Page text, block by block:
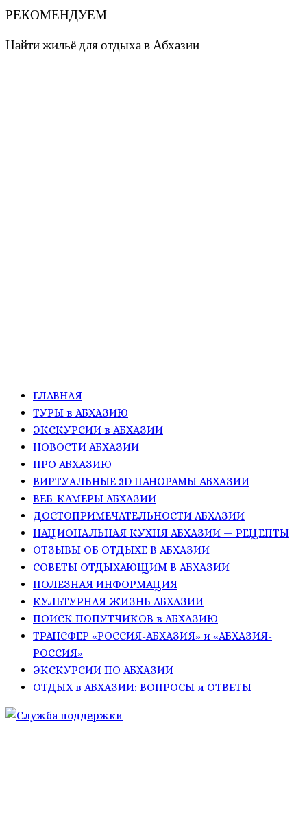
РЕКОМЕНДУЕМ
Найти жильё для отдыха в Абхазии
ГЛАВНАЯ
ТУРЫ в АБХАЗИЮ
ЭКСКУРСИИ в АБХАЗИИ
НОВОСТИ АБХАЗИИ
ПРО АБХАЗИЮ
ВИРТУАЛЬНЫЕ 3D ПАНОРАМЫ АБХАЗИИ
ВЕБ-КАМЕРЫ АБХАЗИИ
ДОСТОПРИМЕЧАТЕЛЬНОСТИ АБХАЗИИ
НАЦИОНАЛЬНАЯ КУХНЯ АБХАЗИИ — РЕЦЕПТЫ
ОТЗЫВЫ ОБ ОТДЫХЕ В АБХАЗИИ
СОВЕТЫ ОТДЫХАЮЩИМ В АБХАЗИИ
ПОЛЕЗНАЯ ИНФОРМАЦИЯ
КУЛЬТУРНАЯ ЖИЗНЬ АБХАЗИИ
ПОИСК ПОПУТЧИКОВ в АБХАЗИЮ
ТРАНСФЕР «РОССИЯ-АБХАЗИЯ» и «АБХАЗИЯ-
РОССИЯ»
ЭКСКУРСИИ ПО АБХАЗИИ
ОТДЫХ в АБХАЗИИ: ВОПРОСЫ и ОТВЕТЫ